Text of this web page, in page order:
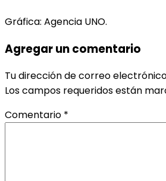
Gráfica: Agencia UNO.
Agregar un comentario
Tu dirección de correo
Los campos requeridos están
Comentario *